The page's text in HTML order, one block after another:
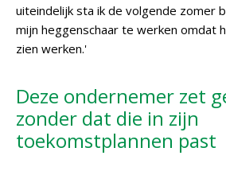
uiteindelijk sta ik de volgende zomer
mijn heggenschaar te werken omdat
zien werken.'
Deze ondernemer zet
zonder dat die in zijn
toekomstplannen past